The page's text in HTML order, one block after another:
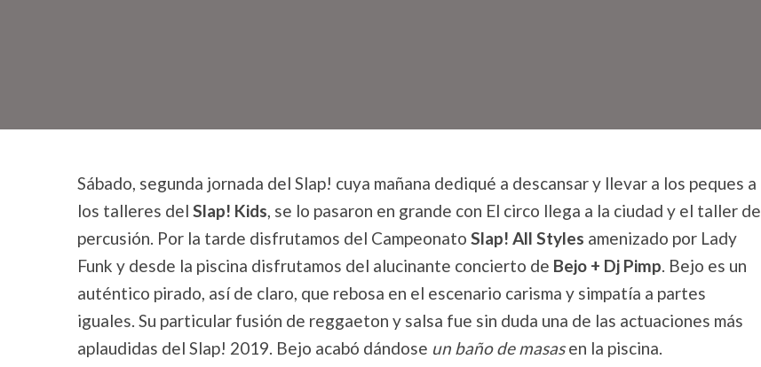
Sábado, segunda jornada del Slap! cuya mañana dediqué a descansar y llevar a los peques a
los talleres del Slap! Kids, se lo pasaron en grande con El circo llega a la ciudad y el taller de
percusión. Por la tarde disfrutamos del Campeonato Slap! All Styles amenizado por Lady
Funk y desde la piscina disfrutamos del alucinante concierto de Bejo + Dj Pimp. Bejo es un
auténtico pirado, así de claro, que rebosa en el escenario carisma y simpatía a partes
iguales. Su particular fusión de reggaeton y salsa fue sin duda una de las actuaciones más
aplaudidas del Slap! 2019. Bejo acabó dándose un baño de masasen la piscina.